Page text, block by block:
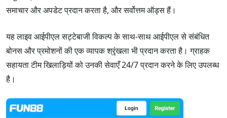
समाचार और अपडेट प्रदान करता है, और सर्वोत्तम ऑड्स हैं।
यह लाइव आईपीएल सट्टेबाजी विकल्प के साथ-साथ आईपीएल से संबंधित
बोनस और प्रमोशनों की एक व्यापक श्रृंखला भी प्रदान करता है। ग्राहक
सहायता टीम खिलाड़ियों को उनकी सेवाएँ 24/7 प्रदान करने के लिए उपलब्ध
है।